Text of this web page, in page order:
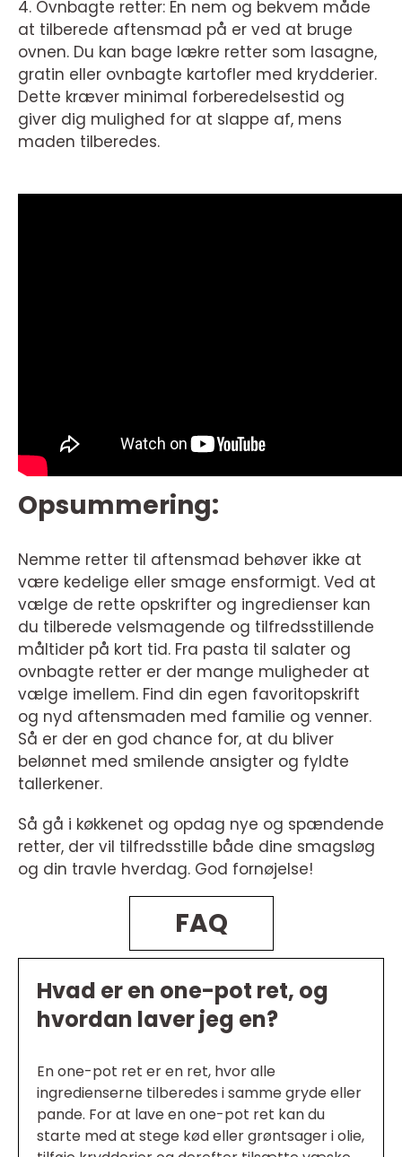
4. Ovnbagte retter: En nem og bekvem måde
at tilberede aftensmad på er ved at bruge
ovnen. Du kan bage lækre retter som lasagne,
gratin eller ovnbagte kartofler med krydderier.
Dette kræver minimal forberedelsestid og
giver dig mulighed for at slappe af, mens
maden tilberedes.
Opsummering:
Nemme retter til aftensmad behøver ikke at
være kedelige eller smage ensformigt. Ved at
vælge de rette opskrifter og ingredienser kan
du tilberede velsmagende og tilfredsstillende
måltider på kort tid. Fra pasta til salater og
ovnbagte retter er der mange muligheder at
vælge imellem. Find din egen favoritopskrift
og nyd aftensmaden med familie og venner.
Så er der en god chance for, at du bliver
belønnet med smilende ansigter og fyldte
tallerkener.
Så gå i køkkenet og opdag nye og spændende
retter, der vil tilfredsstille både dine smagsløg
og din travle hverdag. God fornøjelse!
FAQ
Hvad er en one-pot ret, og
hvordan laver jeg en?
En one-pot ret er en ret, hvor alle
ingredienserne tilberedes i samme gryde eller
pande. For at lave en one-pot ret kan du
starte med at stege kød eller grøntsager i olie,